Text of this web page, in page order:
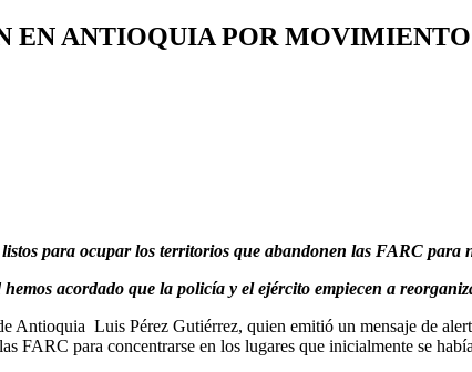
EN ANTIOQUIA POR
para ocupar los territorios que abandonen las FARC
acordado que la policía y el ejército empiecen a
Antioquia Luis Pérez Gutiérrez, quien emitió un mensaje de
FARC para concentrarse en los lugares que inicialmente se